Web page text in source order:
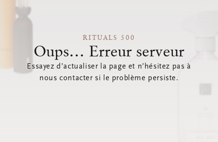
RITUALS 500
Oups… Erreur serveur
Essayez d’actualiser la page et n’hésitez pas à
nous contacter si le problème persiste.